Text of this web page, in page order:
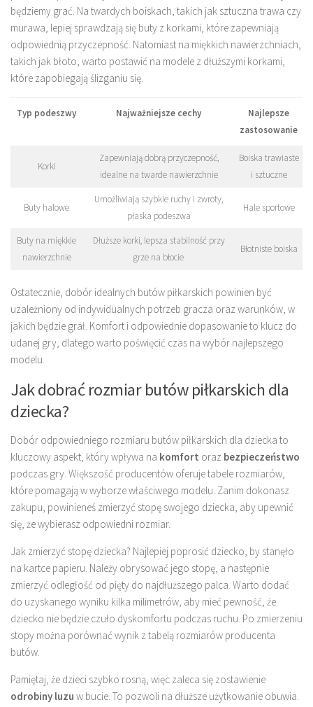
będziemy grać. Na twardych boiskach, takich jak sztuczna trawa czy
murawa, lepiej sprawdzają się buty z korkami, które zapewniają
odpowiednią przyczepność. Natomiast na miękkich nawierzchniach,
takich jak błoto, warto postawić na modele z dłuższymi korkami,
które zapobiegają ślizganiu się.
Typ podeszwy Najważniejsze cechy
Najlepsze
zastosowanie
Korki
Zapewniają dobrą przyczepność,
idealne na twarde nawierzchnie
Boiska trawiaste
i sztuczne
Buty halowe
Umożliwiają szybkie ruchy i zwroty,
płaska podeszwa
Hale sportowe
Buty na miękkie
nawierzchnie
Dłuższe korki, lepsza stabilność przy
grze na błocie
Błotniste boiska
Ostatecznie, dobór idealnych butów piłkarskich powinien być
uzależniony od indywidualnych potrzeb gracza oraz warunków, w
jakich będzie grał. Komfort i odpowiednie dopasowanie to klucz do
udanej gry, dlatego warto poświęcić czas na wybór najlepszego
modelu.
Jak dobrać rozmiar butów piłkarskich dla
dziecka?
Dobór odpowiedniego rozmiaru butów piłkarskich dla dziecka to
kluczowy aspekt, który wpływa na komfort oraz bezpieczeństwo
podczas gry. Większość producentów oferuje tabele rozmiarów,
które pomagają w wyborze właściwego modelu. Zanim dokonasz
zakupu, powinieneś zmierzyć stopę swojego dziecka, aby upewnić
się, że wybierasz odpowiedni rozmiar.
Jak zmierzyć stopę dziecka? Najlepiej poprosić dziecko, by stanęło
na kartce papieru. Należy obrysować jego stopę, a następnie
zmierzyć odległość od pięty do najdłuższego palca. Warto dodać
do uzyskanego wyniku kilka milimetrów, aby mieć pewność, że
dziecko nie będzie czuło dyskomfortu podczas ruchu. Po zmierzeniu
stopy można porównać wynik z tabelą rozmiarów producenta
butów.
Pamiętaj, że dzieci szybko rosną, więc zaleca się zostawienie
odrobiny luzu w bucie. To pozwoli na dłuższe użytkowanie obuwia.